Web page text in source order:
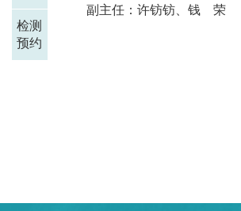
检测
预约
副主任：许钫钫、钱 荣